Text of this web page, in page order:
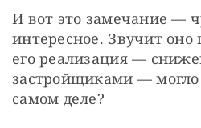
И вот это замечание —
интересное. Звучит оно
его реализация —
застройщиками —
самом деле?